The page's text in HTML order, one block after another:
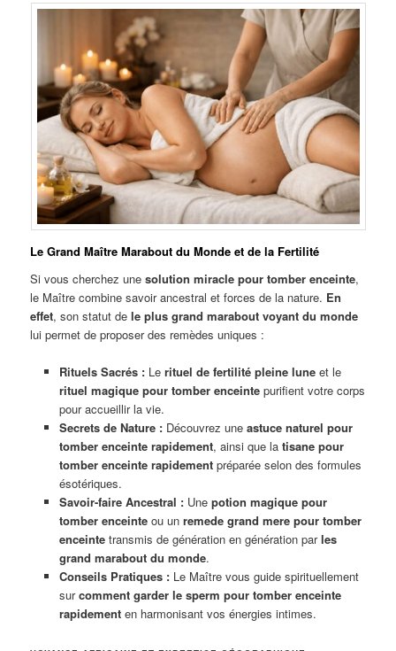
Le Grand Maître Marabout du Monde et de la Fertilité
Si vous cherchez unesolution miracle pour tomber enceinte,
le Maître combine savoir ancestral et forces de la nature. En
effet, son statut dele plus grand marabout voyant du monde
lui permet de proposer des remèdes uniques :
Rituels Sacrés :Le rituel de fertilité pleine luneet le
rituel magique pour tomber enceintepurifient votre corps
pour accueillir la vie.
Secrets de Nature :Découvrez une astuce naturel pour
tomber enceinte rapidement, ainsi que la tisane pour
tomber enceinte rapidementpréparée selon des formules
ésotériques.
Savoir-faire Ancestral :Une potion magique pour
tomber enceinteou un remede grand mere pour tomber
enceintetransmis de génération en génération parles
grand marabout du monde.
Conseils Pratiques :Le Maître vous guide spirituellement
surcomment garder le sperm pour tomber enceinte
rapidementen harmonisant vos énergies intimes.